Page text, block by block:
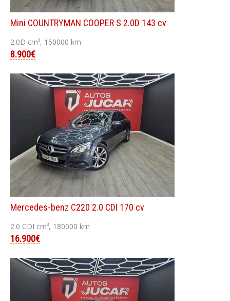
Mini COUNTRYMAN COOPER S 2.0D 143 cv
2.0D cm³, 150000 km
8.900€
Mercedes-benz C220 2.0 CDI 170 cv
2.0 CDI cm³, 180000 km
16.900€